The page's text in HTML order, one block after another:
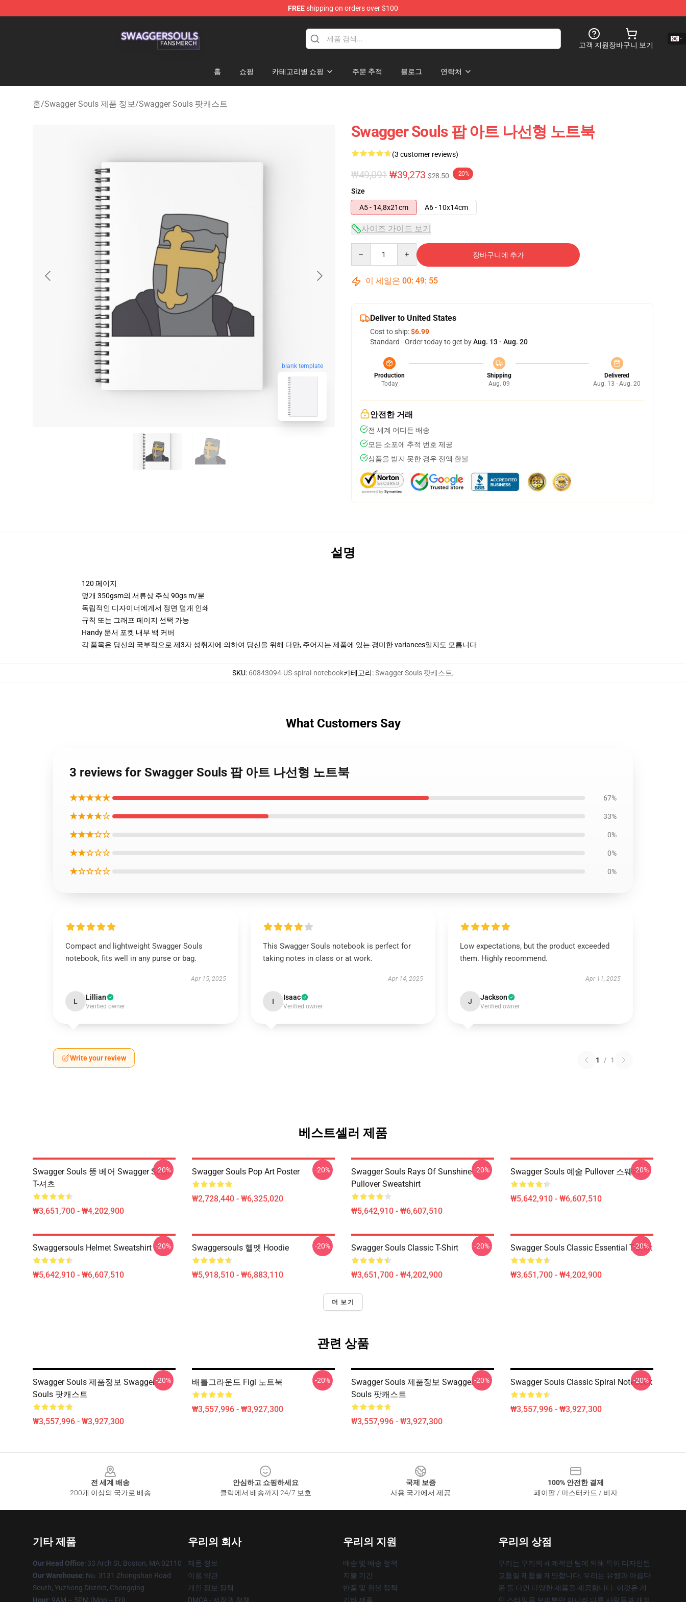
FREEshipping on orders over $100
고객 지원장바구니 보기
홈 쇼핑 카테고리별 쇼핑 주문 추적 블로그 연락처
홈/Swagger Souls 제품 정보/Swagger Souls 팟캐스트
blank template
Swagger Souls 팝 아트 나선형 노트북
(3 customer reviews)
₩49,091 ₩39,273 $28.50 -20%
Size
A5 - 14,8x21cm
A6 - 10x14cm
사이즈 가이드 보기
장바구니에 추가
이 세일은 00: 49: 54
Deliver to United States
Cost to ship:$6.99
Standard - Order today to get byAug. 13 - Aug. 20
Production
Today
Shipping
Aug. 09
Delivered
Aug. 13 - Aug. 20
안전한 거래
전 세계 어디든 배송
모든 소포에 추적 번호 제공
상품을 받지 못한 경우 전액 환불
설명
120 페이지
덮개 350gsm의 서류상 주식 90gs m/분
독립적인 디자이너에게서 정면 덮개 인쇄
규칙 또는 그래프 페이지 선택 가능
Handy 문서 포켓 내부 백 커버
각 품목은 당신의 국부적으로 제3자 성취자에 의하여 당신을 위해 다만, 주어지는 제품에 있는 경미한 variances일지도 모릅니다
SKU: 60843094-US-spiral-notebook카테고리:Swagger Souls 팟캐스트,
What Customers Say
3 reviews for Swagger Souls 팝 아트 나선형 노트북
★★★★★ 67%
★★★★☆ 33%
★★★☆☆ 0%
★★☆☆☆ 0%
★☆☆☆☆ 0%
Compact and lightweight Swagger Souls
notebook, fits well in any purse or bag.
Apr 15, 2025
L Lillian
Verified owner
This Swagger Souls notebook is perfect for
taking notes in class or at work.
Apr 14, 2025
I Isaac
Verified owner
Low expectations, but the product exceeded
them. Highly recommend.
Apr 11, 2025
J Jackson
Verified owner
Write your review 1 / 1
베스트셀러 제품
Swagger Souls 뚱 베어 Swagger Souls
T-셔츠
₩3,651,700 - ₩4,202,900
-20% Swagger Souls Pop Art Poster
₩2,728,440 - ₩6,325,020
-20%
Swagger Souls Rays Of Sunshine
Pullover Sweatshirt
₩5,642,910 - ₩6,607,510
-20% Swagger Souls 예술 Pullover 스웨터
₩5,642,910 - ₩6,607,510
-20%
Swaggersouls Helmet Sweatshirt
₩5,642,910 - ₩6,607,510
-20% Swaggersouls 헬멧 Hoodie
₩5,918,510 - ₩6,883,110
-20% Swagger Souls Classic T-Shirt
₩3,651,700 - ₩4,202,900
-20% Swagger Souls Classic Essential T-Shirt
₩3,651,700 - ₩4,202,900
-20%
더 보기
관련 상품
Swagger Souls 제품정보 Swagger
Souls 팟캐스트
₩3,557,996 - ₩3,927,300
-20% 배틀그라운드 Figi 노트북
₩3,557,996 - ₩3,927,300
-20%
Swagger Souls 제품정보 Swagger
Souls 팟캐스트
₩3,557,996 - ₩3,927,300
-20% Swagger Souls Classic Spiral Notebook
₩3,557,996 - ₩3,927,300
-20%
전 세계 배송
200개 이상의 국가로 배송
안심하고 쇼핑하세요
클릭에서 배송까지 24/7 보호
국제 보증
사용 국가에서 제공
100% 안전한 결제
페이팔 / 마스터카드 / 비자
기타 제품
Our Head Office: 33 Arch St, Boston, MA 02110
Our Warehouse: No. 3131 Zhongshan Road
South, Yuzhong District, Chongqing
Hour: 9AM – 5PM (Mon – Fri)
우리의 회사
제품 정보
이용 약관
개인 정보 정책
DMCA - 저작권 정책
우리의 지원
배송 및 배송 정책
지불 기간
반품 및 환불 정책
기타 제품
우리의 상점
우리는 우리의 세계적인 팀에 의해 특히 디자인된
고품질 제품을 제안합니다. 우리는 유행과 아름다
운 둘 다인 다양한 제품을 제공합니다. 이것은 개
인 스타일을 보여뿐만 아니라 다른 사람들과 개성